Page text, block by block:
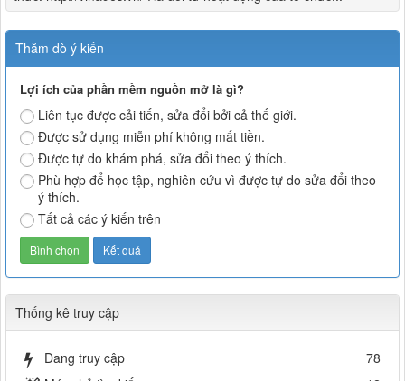
Thăm dò ý kiến
Lợi ích của phần mềm nguồn mở là gì?
Liên tục được cải tiến, sửa đổi bởi cả thế giới.
Được sử dụng miễn phí không mất tiền.
Được tự do khám phá, sửa đổi theo ý thích.
Phù hợp để học tập, nghiên cứu vì được tự do sửa đổi theo
ý thích.
Tất cả các ý kiến trên
Thống kê truy cập
Đang truy cập
78